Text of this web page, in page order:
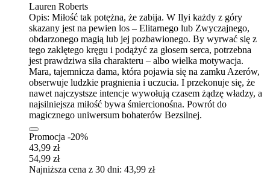
Lauren Roberts
Opis: Miłość tak potężna, że zabija. W Ilyi każdy z góry
skazany jest na pewien los – Elitarnego lub Zwyczajnego,
obdarzonego magią lub jej pozbawionego. By wyrwać się z
tego zaklętego kręgu i podążyć za głosem serca, potrzebna
jest prawdziwa siła charakteru – albo wielka motywacja.
Mara, tajemnicza dama, która pojawia się na zamku Azerów,
obserwuje ludzkie pragnienia i uczucia. I przekonuje się, że
nawet najczystsze intencje wywołują czasem żądzę władzy, a
najsilniejsza miłość bywa śmiercionośna. Powrót do
magicznego uniwersum bohaterów Bezsilnej.
Promocja -20%
43,99 zł
54,99 zł
Najniższa cena z 30 dni: 43,99 zł